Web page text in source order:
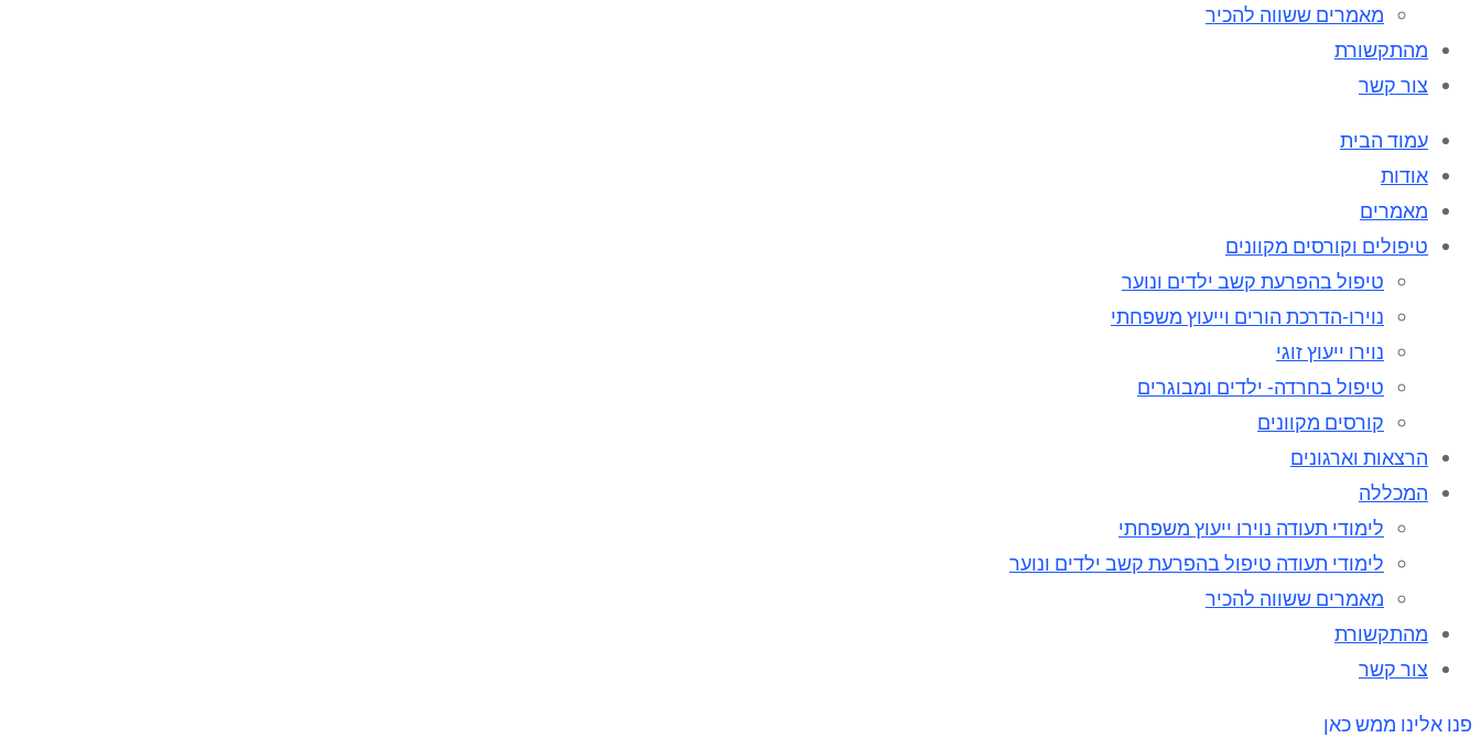
מאמרים ששווה להכיר
מהתקשורת
צור קשר
עמוד הבית
אודות
מאמרים
טיפולים וקורסים מקוונים
טיפול בהפרעת קשב ילדים ונוער
נוירו-הדרכת הורים וייעוץ משפחתי
נוירו ייעוץ זוגי
טיפול בחרדה- ילדים ומבוגרים
קורסים מקוונים
הרצאות וארגונים
המכללה
לימודי תעודה נוירו ייעוץ משפחתי
לימודי תעודה טיפול בהפרעת קשב ילדים ונוער
מאמרים ששווה להכיר
מהתקשורת
צור קשר
פנו אלינו ממש כאן